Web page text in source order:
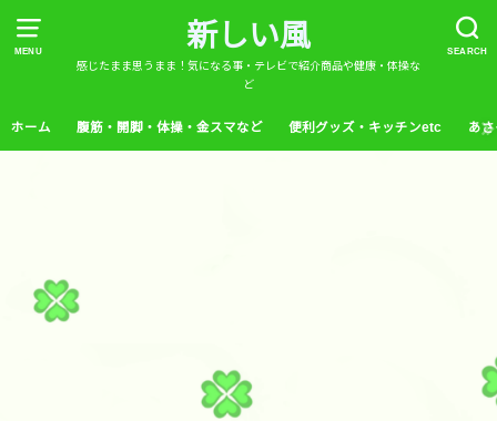
MENU SEARCH
新しい風
感じたまま思うまま！気になる事・テレビで紹介商品や健康・体操な
ど
ホーム 腹筋・開脚・体操・金スマなど 便利グッズ・キッチンetc あ